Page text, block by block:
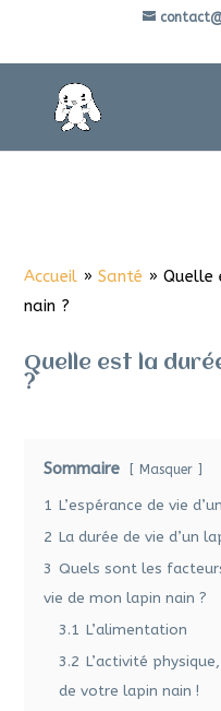
Accueil »Santé »Quelle
nain ?
Quelle est la
?
Sommaire Masquer
1 L’espérance de vie
2 La durée de vie d’un
3 Quels sont les
vie de mon lapin nain ?
3.1 L’alimentation
3.2 L’activité
de votre lapin nain !